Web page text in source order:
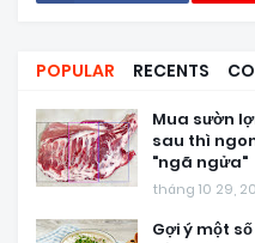
POPULAR RECENTS
Mua sườn
sau thì
"ngã ngửa"
tháng 10 29,
Gợi ý một